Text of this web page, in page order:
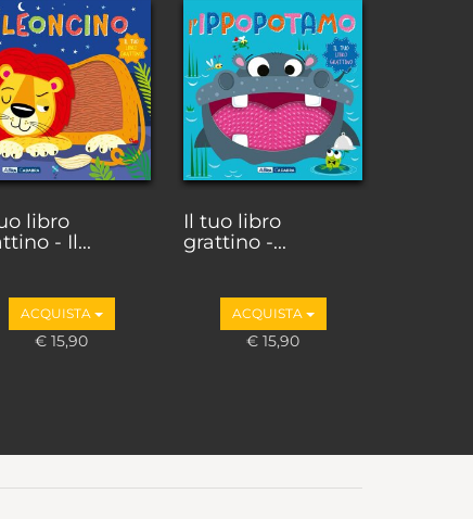
libro
- Il...
ACQUISTA
€ 15,90
Il tuo libro
grattino -...
ACQUISTA
€ 15,90